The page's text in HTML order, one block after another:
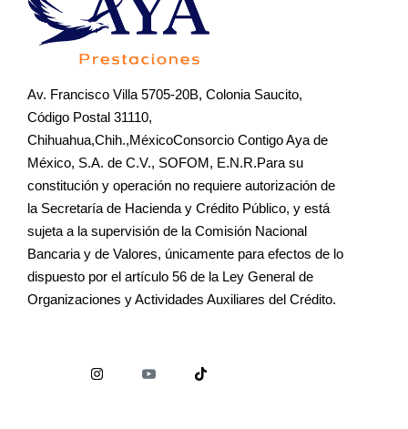
Av. Francisco Villa 5705-20B, Colonia Saucito,
Código Postal 31110,
Chihuahua,Chih.,MéxicoConsorcio Contigo Aya de
México, S.A. de C.V., SOFOM, E.N.R.Para su
constitución y operación no requiere autorización de
la Secretaría de Hacienda y Crédito Público, y está
sujeta a la supervisión de la Comisión Nacional
Bancaria y de Valores, únicamente para efectos de lo
dispuesto por el artículo 56 de la Ley General de
Organizaciones y Actividades Auxiliares del Crédito.